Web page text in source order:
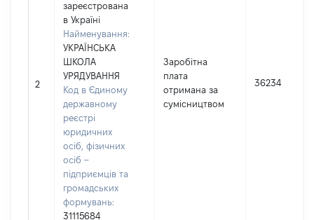
2
зареєстрована
в Україні
Найменування:
УКРАЇНСЬКА
ШКОЛА
УРЯДУВАННЯ
Код в Єдиному
державному
реєстрі
юридичних
осіб, фізичних
осіб –
підприємців та
громадських
формувань:
31115684
Заробітна
плата
отримана за
сумісництвом
36234